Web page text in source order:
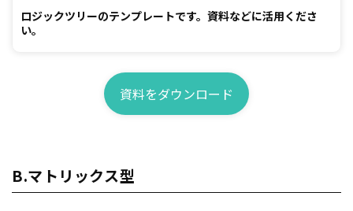
ロジックツリーのテンプレートです。資料などに活用くださ
い。
資料をダウンロード
B.マトリックス型